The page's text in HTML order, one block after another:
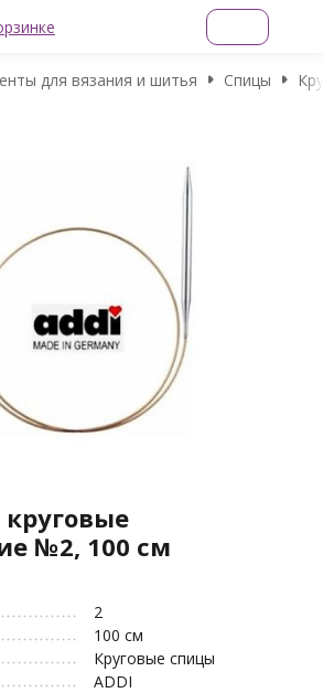
для вязания и шитья Спицы
№2, 100 см
2
100 см
Круговые спицы
ADDI